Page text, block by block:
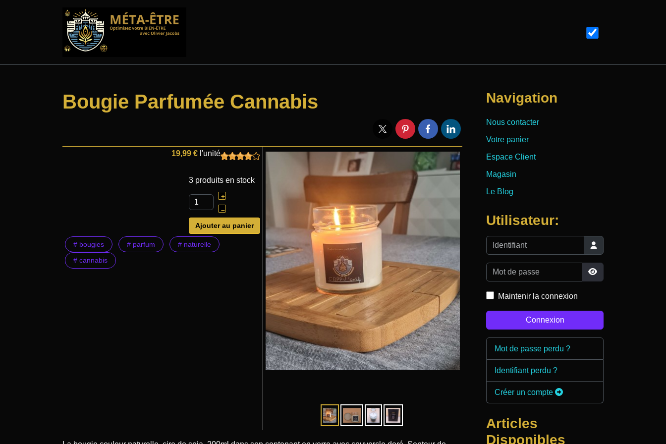
Bougie Parfumée Cannabis
19,99 € l'unité
3 produits en stock
+
–
Ajouter au panier
# bougies # parfum # naturelle
# cannabis
Navigation
Nous contacter
Votre panier
Espace Client
Magasin
Le Blog
Utilisateur:
Identifiant
Mot de passe
Afficher le mot de
Maintenir la connexion
Connexion
Mot de passe perdu ?
Identifiant perdu ?
Créer un compte
Articles
Disponibles